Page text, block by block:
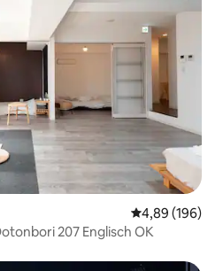
4,89 (196)
Happy Life Shinsaibashi Dotonbori 207 Englisch OK